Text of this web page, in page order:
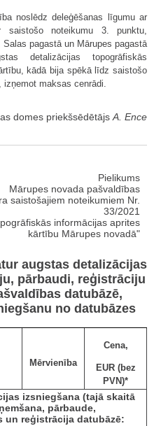
noslēdz deleģēšanas līgumu ar
saistošo noteikumu 3. punktu,
pagastā un Mārupes pagastā
detalizācijas topogrāfiskās
kādā bija spēkā līdz saistošo
maksas cenrādi.
domes priekšsēdētājs A. Ence
Pielikums
Mārupes novada pašvaldības
saistošajiem noteikumiem Nr.
33/2021
informācijas aprites
kārtību Mārupes novadā"
augstas detalizācijas
pārbaudi, reģistrāciju
datubāzē,
no datubāzes
Mērvienība
Cena,
EUR (bez
PVN)*
izsniegšana (tajā skaitā
pārbaude,
un reģistrācija datubāzē: